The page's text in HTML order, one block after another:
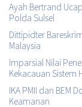
Ayah Bertrand
Polda Sulsel
Dittipidter
Malaysia
Imparsial Nilai
Kekacauan Sistem
IKA PMII dan BEM
Keamanan